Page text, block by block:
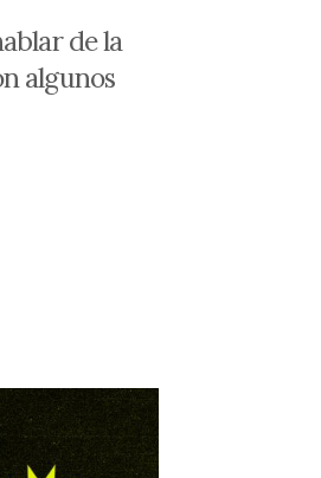
de la
algunos